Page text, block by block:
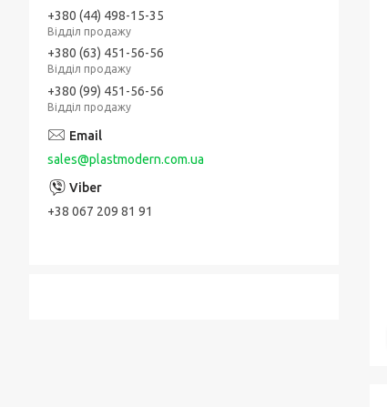
+380 (44) 498-15-35
Відділ продажу
+380 (63) 451-56-56
Відділ продажу
+380 (99) 451-56-56
Відділ продажу
sales@plastmodern.com.ua
+38 067 209 81 91